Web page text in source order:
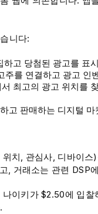
니다:
고 당첨된 광고를 표
주를 연결하고 광고 인
최고의 광고 위치를
고 판매하는 디지털
치, 관심사, 디바이스
, 거래소는 관련 DSP
이키가 $2.50에 입